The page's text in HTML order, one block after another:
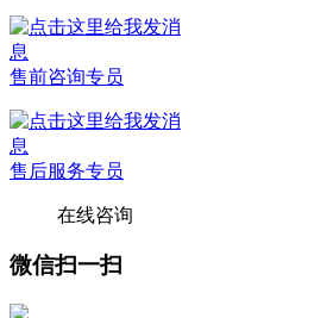
售前咨询专员
售后服务专员
在线咨询
微信扫一扫